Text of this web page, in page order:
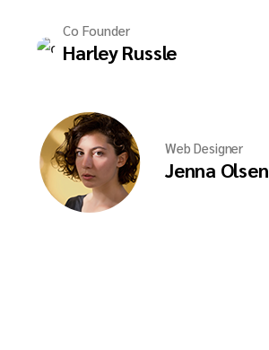
Co Founder
Harley Russle
Web Designer
Jenna Olsen